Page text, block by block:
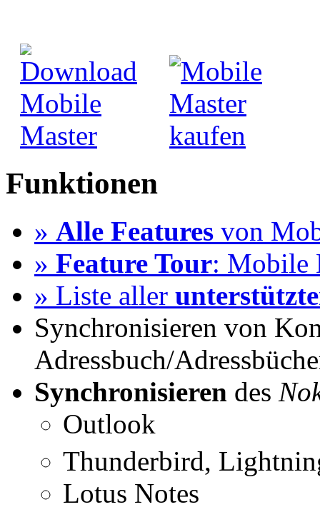
Funktionen
» Alle Features von
» Feature Tour: Mobile
» Liste aller
Synchronisieren von
Adressbuch/
Synchronisieren des
Outlook
Thunderbird,
Lotus Notes